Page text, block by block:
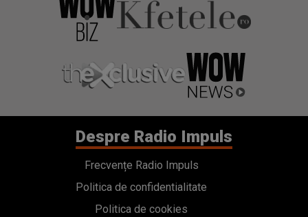
Despre Radio Impuls
Frecvențe Radio Impuls
Politica de confidentialitate
Politica de cookies